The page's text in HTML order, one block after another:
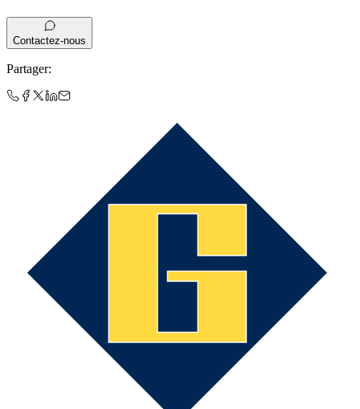
Contactez-nous
Partager: